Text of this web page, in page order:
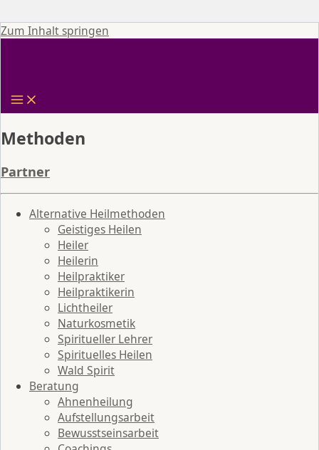
Zum Inhalt springen
Methoden
Partner
Alternative Heilmethoden
Geistiges Heilen
Heiler
Heilerin
Heilpraktiker
Heilpraktikerin
Lichtheiler
Naturkosmetik
Spiritueller Lehrer
Spirituelles Heilen
Wald Spirit
Beratung
Ahnenheilung
Aufstellungsarbeit
Bewusstseinsarbeit